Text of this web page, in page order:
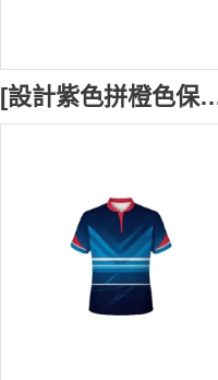
[設計紫色拼橙色保齡球POLO衫]｜保齡球比賽運動衫｜半胸扣鈕扣設計｜熱升華印花POLO衫｜運動